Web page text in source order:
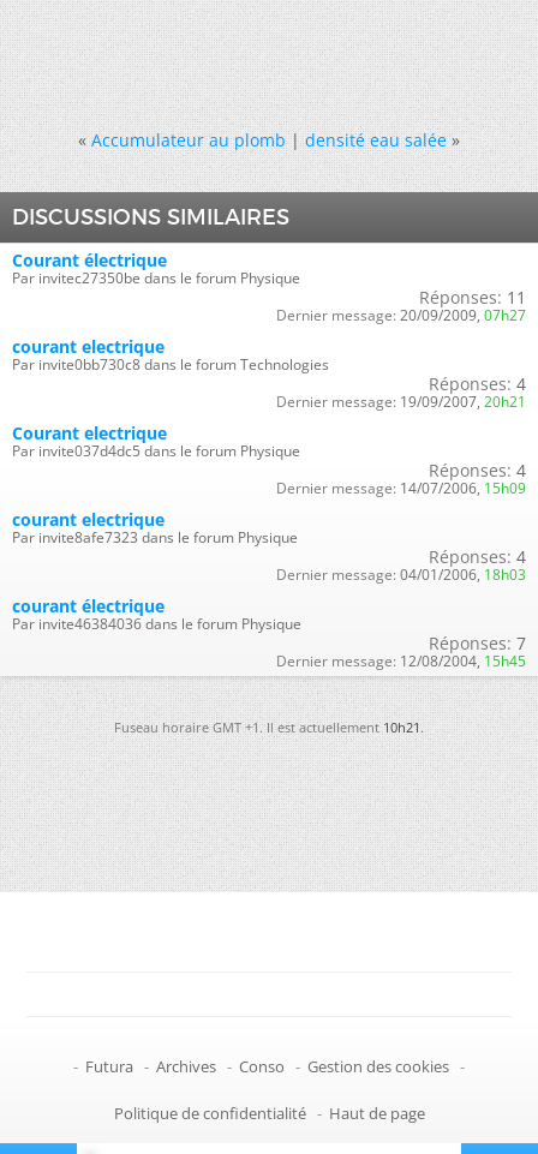
« Accumulateur au plomb|densité eau salée »
DISCUSSIONS SIMILAIRES
Courant électrique
Par invitec27350be dans le forum Physique
Réponses: 11
Dernier message: 20/09/2009, 07h27
courant electrique
Par invite0bb730c8 dans le forum Technologies
Réponses: 4
Dernier message: 19/09/2007, 20h21
Courant electrique
Par invite037d4dc5 dans le forum Physique
Réponses: 4
Dernier message: 14/07/2006, 15h09
courant electrique
Par invite8afe7323 dans le forum Physique
Réponses: 4
Dernier message: 04/01/2006, 18h03
courant électrique
Par invite46384036 dans le forum Physique
Réponses: 7
Dernier message: 12/08/2004, 15h45
Fuseau horaire GMT +1. Il est actuellement10h21.
- Futura - Archives - Conso - Gestion des cookies -
Politique de confidentialité - Haut de page